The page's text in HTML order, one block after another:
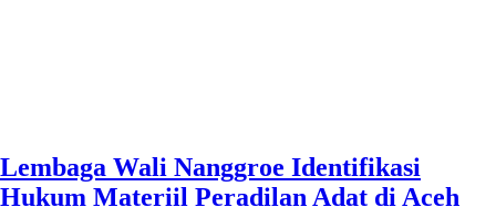
Lembaga Wali Nanggroe Identifikasi
Hukum Materiil Peradilan Adat di Aceh